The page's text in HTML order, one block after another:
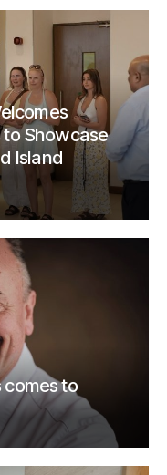
to Showcase
Island
comes to